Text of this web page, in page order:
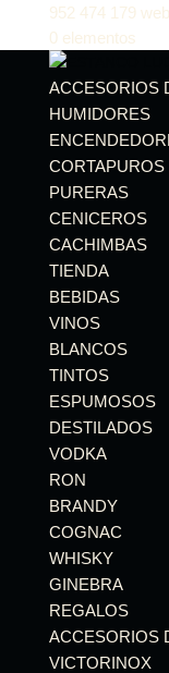
952 474 179
0 elementos
ACCESORIOS
HUMIDORES
CORTAPUROS
PURERAS
CENICEROS
CACHIMBAS
TIENDA
BEBIDAS
VINOS
BLANCOS
TINTOS
ESPUMOSOS
DESTILADOS
VODKA
RON
BRANDY
COGNAC
WHISKY
GINEBRA
REGALOS
ACCESORIOS
VICTORINOX